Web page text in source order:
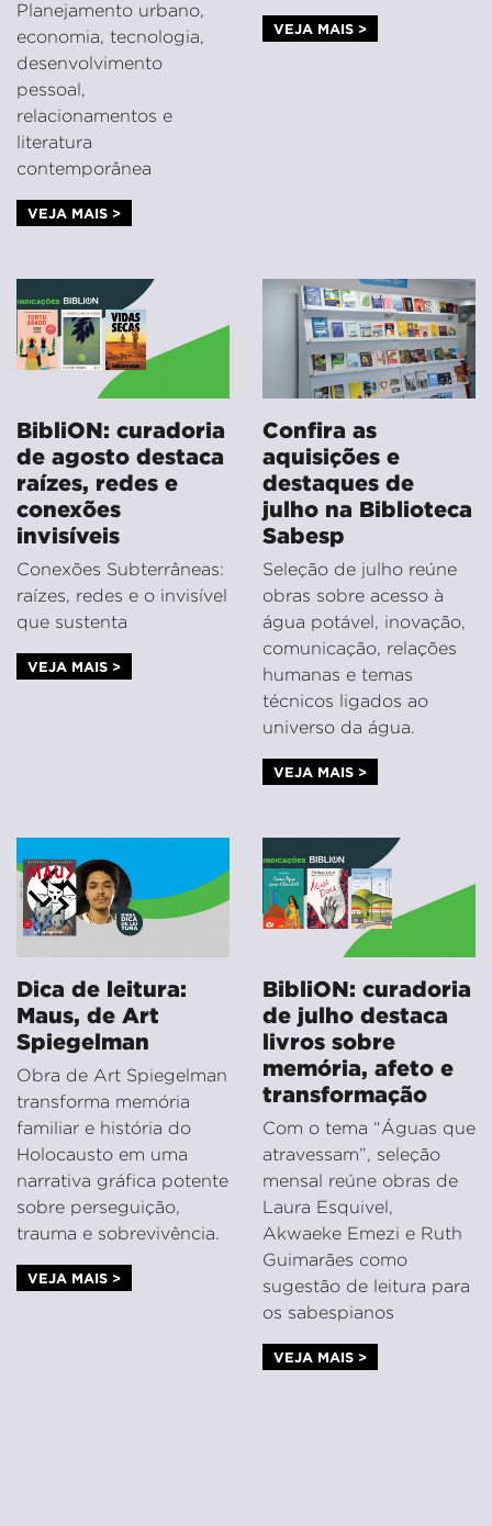
Planejamento urbano,
economia, tecnologia,
desenvolvimento
pessoal,
relacionamentos e
literatura
contemporânea
VEJA MAIS >
VEJA MAIS >
BibliON: curadoria
de agosto destaca
raízes, redes e
conexões
invisíveis
Conexões Subterrâneas:
raízes, redes e o invisível
que sustenta
VEJA MAIS >
Confira as
aquisições e
destaques de
julho na Biblioteca
Sabesp
Seleção de julho reúne
obras sobre acesso à
água potável, inovação,
comunicação, relações
humanas e temas
técnicos ligados ao
universo da água.
VEJA MAIS >
Dica de leitura:
Maus, de Art
Spiegelman
Obra de Art Spiegelman
transforma memória
familiar e história do
Holocausto em uma
narrativa gráfica potente
sobre perseguição,
trauma e sobrevivência.
VEJA MAIS >
BibliON: curadoria
de julho destaca
livros sobre
memória, afeto e
transformação
Com o tema “Águas que
atravessam”, seleção
mensal reúne obras de
Laura Esquivel,
Akwaeke Emezi e Ruth
Guimarães como
sugestão de leitura para
os sabespianos
VEJA MAIS >